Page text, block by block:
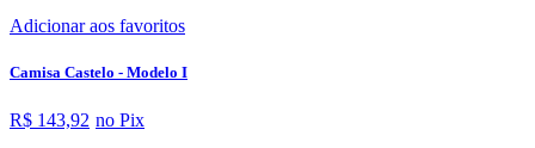
Adicionar aos favoritos
Camisa Castelo - Modelo I
R$ 143,92 no Pix